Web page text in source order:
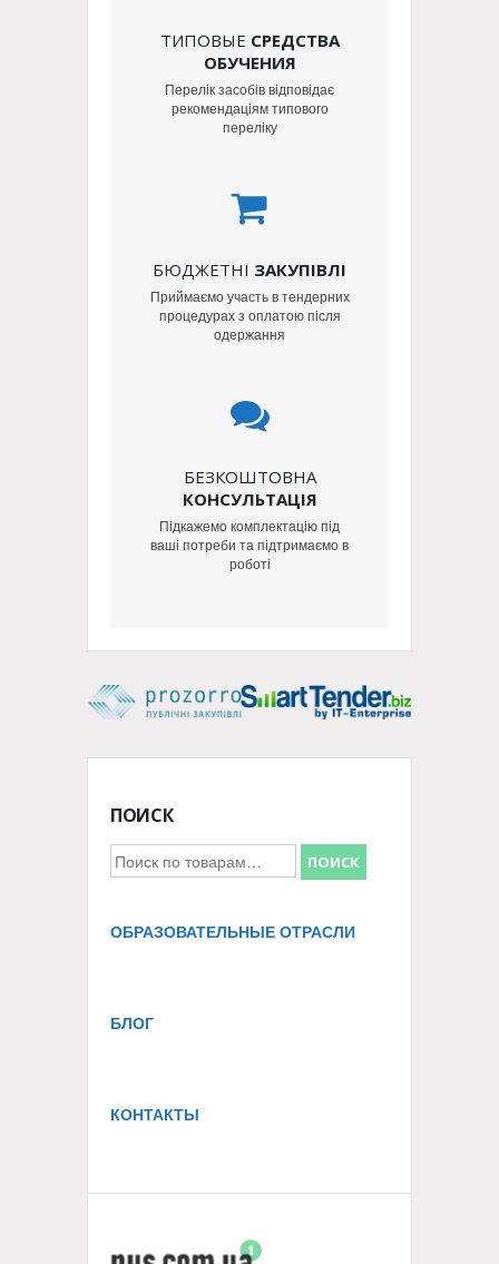
ТИПОВЫЕ СРЕДСТВА
ОБУЧЕНИЯ
Перелік засобів відповідає
рекомендаціям типового
переліку
БЮДЖЕТНІ ЗАКУПІВЛІ
Приймаємо участь в тендерних
процедурах з оплатою після
одержання
БЕЗКОШТОВНА
КОНСУЛЬТАЦІЯ
Підкажемо комплектацію під
ваші потреби та підтримаємо в
роботі
ПОИСК
Искать: ПОИСК
ОБРАЗОВАТЕЛЬНЫЕ ОТРАСЛИ
БЛОГ
КОНТАКТЫ